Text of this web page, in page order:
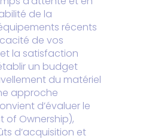
de la
récents
de vos
la satisfaction
un budget
du matériel
approche
d’évaluer le
of Ownership),
d’acquisition et